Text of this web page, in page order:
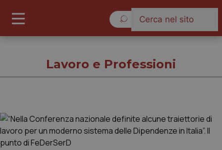
Cronache
Lavoro e Professioni